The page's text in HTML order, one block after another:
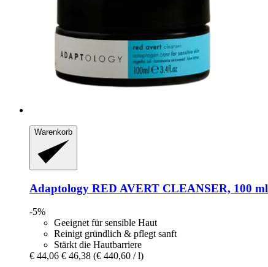
Warenkorb
Adaptology RED AVERT CLEANSER, 100 ml
-5%
Geeignet für sensible Haut
Reinigt gründlich & pflegt sanft
Stärkt die Hautbarriere
€ 44,06 € 46,38 (€ 440,60 / l)